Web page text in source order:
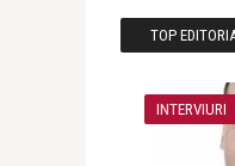
TOP
INTERVIURI